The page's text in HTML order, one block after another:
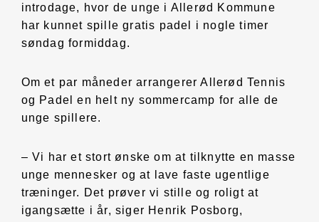
introdage, hvor de unge i Allerød Kommune
har kunnet spille gratis padel i nogle timer
søndag formiddag.
Om et par måneder arrangerer Allerød Tennis
og Padel en helt ny sommercamp for alle de
unge spillere.
– Vi har et stort ønske om at tilknytte en masse
unge mennesker og at lave faste ugentlige
træninger. Det prøver vi stille og roligt at
igangsætte i år, siger Henrik Posborg,